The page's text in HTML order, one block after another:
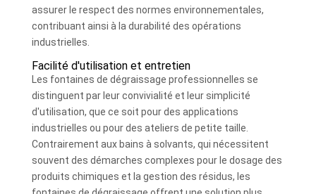
assurer le respect des normes environnementales,
contribuant ainsi à la durabilité des opérations
industrielles.
Facilité d'utilisation et entretien
Les fontaines de dégraissage professionnelles se
distinguent par leur convivialité et leur simplicité
d'utilisation, que ce soit pour des applications
industrielles ou pour des ateliers de petite taille.
Contrairement aux bains à solvants, qui nécessitent
souvent des démarches complexes pour le dosage des
produits chimiques et la gestion des résidus, les